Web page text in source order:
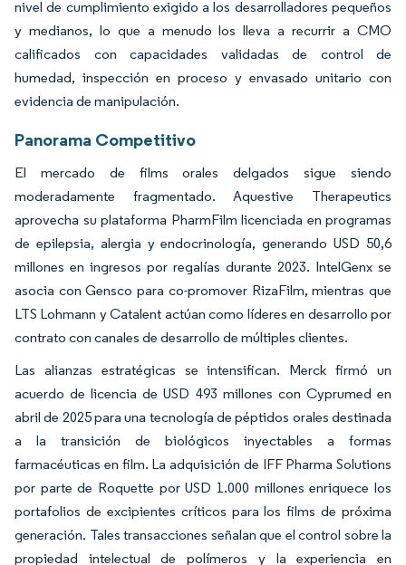
nivel de cumplimiento exigido a los desarrolladores pequeños
y medianos, lo que a menudo los lleva a recurrir a CMO
calificados con capacidades validadas de control de
humedad, inspección en proceso y envasado unitario con
evidencia de manipulación.
Panorama Competitivo
El mercado de films orales delgados sigue siendo
moderadamente fragmentado. Aquestive Therapeutics
aprovecha su plataforma PharmFilm licenciada en programas
de epilepsia, alergia y endocrinología, generando USD 50,6
millones en ingresos por regalías durante 2023. IntelGenx se
asocia con Gensco para co-promover RizaFilm, mientras que
LTS Lohmann y Catalent actúan como líderes en desarrollo por
contrato con canales de desarrollo de múltiples clientes.
Las alianzas estratégicas se intensifican. Merck firmó un
acuerdo de licencia de USD 493 millones con Cyprumed en
abril de 2025 para una tecnología de péptidos orales destinada
a la transición de biológicos inyectables a formas
farmacéuticas en film. La adquisición de IFF Pharma Solutions
por parte de Roquette por USD 1.000 millones enriquece los
portafolios de excipientes críticos para los films de próxima
generación. Tales transacciones señalan que el control sobre la
propiedad intelectual de polímeros y la experiencia en